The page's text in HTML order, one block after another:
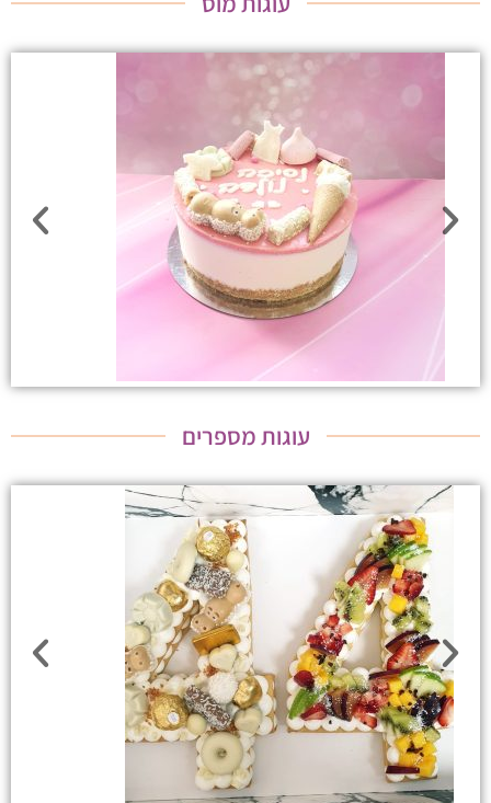
עוגות מספרים